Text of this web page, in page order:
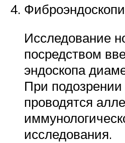
Исследование
посредством
эндоскопа
При
проводятся
исследования.